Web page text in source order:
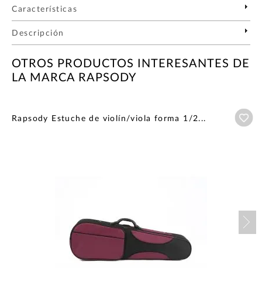
Características
Descripción
OTROS PRODUCTOS INTERESANTES DE
LA MARCA RAPSODY
Rapsody Estuche de violín/viola forma 1/2...